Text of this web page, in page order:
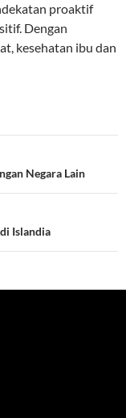
proaktif
Dengan
kesehatan ibu dan
Negara Lain
Islandia